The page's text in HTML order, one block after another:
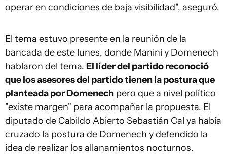
operar en condiciones de baja visibilidad", aseguró.
El tema estuvo presente en la reunión de la
bancada de este lunes, donde Manini y Domenech
hablaron del tema. El líder del partido reconoció
que los asesores del partido tienen la postura que
planteada por Domenech pero que a nivel político
"existe margen" para acompañar la propuesta. El
diputado de Cabildo Abierto Sebastián Cal ya había
cruzado la postura de Domenech y defendido la
idea de realizar los allanamientos nocturnos.